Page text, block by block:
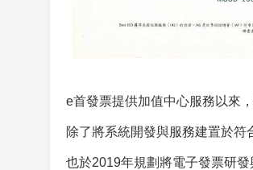
e首發票提供加值中心服務以來
除了將系統開發與服務建置於符
也於2019年規劃將電子發票研